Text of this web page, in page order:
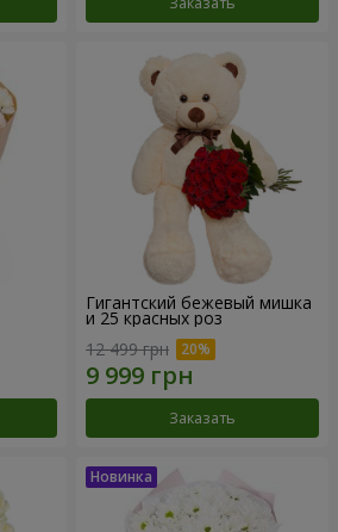
Гигантский бежевый мишка
и 25 красных роз
12 499 грн
Заказать